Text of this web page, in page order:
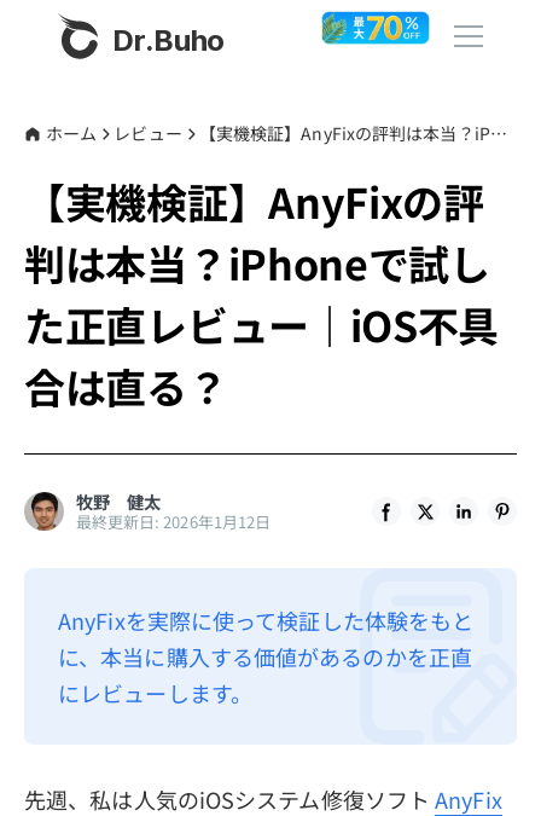
Dr.Buho
製品
BuhoCleaner
BuhoRepair
BuhoNTFS
ストア
Dr.Buhoについて
サポート
利用規約
返金について
ホーム レビュー 【実機検証】AnyFixの評判は本当？iPhoneで試した正直レビュー｜iOS不具合は直る？
【実機検証】AnyFixの評
判は本当？iPhoneで試し
た正直レビュー｜iOS不具
合は直る？
牧野 健太
最終更新日: 2026年1月12日
AnyFixを実際に使って検証した体験をもと
に、本当に購入する価値があるのかを正直
にレビューします。
先週、私は人気のiOSシステム修復ソフトAnyFix